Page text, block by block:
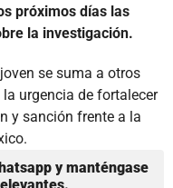
próximos días las
la investigación.
se suma a otros
urgencia de fortalecer
y sanción frente a la
y manténgase